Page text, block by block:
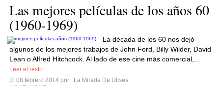
Las mejores películas de los años 60
(1960-1969)
La década de los 60 nos dejó
algunos de los mejores trabajos de John Ford, Billy Wilder, David
Lean o Alfred Hitchcock. Al lado de ese cine más comercial,...
Leer el resto
El 08 febrero 2014 por
La Mirada De Ulises